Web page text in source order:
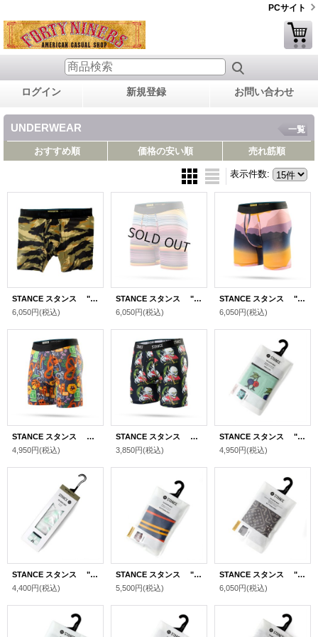
PCサイト
ログイン 新規登録 お問い合わせ
UNDERWEAR 一覧
おすすめ順 価格の安い順 売れ筋順
表示件数:
STANCE スタンス "TIGER CAMO WHOLSTER" [TIGER CAMO ]
6,050円(税込)
STANCE スタンス "CURREN WHOLSTER" [MULTI]
6,050円(税込)
STANCE スタンス "SADDLEBACK WHOLSTER" [MULTI]
6,050円(税込)
STANCE スタンス "ODE TO CALI BOXER BRIEF" [BLACK]
4,950円(税込)
STANCE スタンス "PALM SLAYER BOXER BRIEF" [BLACK]
3,850円(税込)
STANCE スタンス "CHERRIES BOXER BRIEF" [CHERRY ]
4,950円(税込)
STANCE スタンス "KEARNY BOXER BRIEF" [MINT]
4,400円(税込)
STANCE スタンス "STRIPE BOXER BRIEF" [ORANGE]
5,500円(税込)
STANCE スタンス "IT IS PAISLEY WHOLESTER BOXER BRIEF" [GRAY]
6,050円(税込)